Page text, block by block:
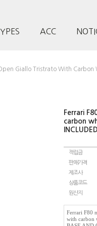
ACC
Giallo Tristrato With Carbon
Ferrari
carbon
적립금
판매가격
제조사
상품코드
원산지
Ferrari F80
with carbon